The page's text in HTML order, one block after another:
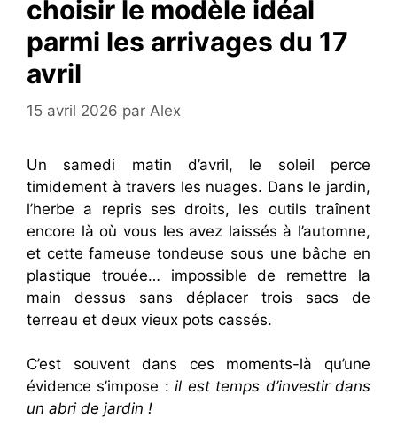
choisir le modèle idéal
parmi les arrivages du 17
avril
15 avril 2026 par Alex
Un samedi matin d’avril, le soleil perce
timidement à travers les nuages. Dans le jardin,
l’herbe a repris ses droits, les outils traînent
encore là où vous les avez laissés à l’automne,
et cette fameuse tondeuse sous une bâche en
plastique trouée… impossible de remettre la
main dessus sans déplacer trois sacs de
terreau et deux vieux pots cassés.
C’est souvent dans ces moments-là qu’une
évidence s’impose :il est temps d’investir dans
un abri de jardin !